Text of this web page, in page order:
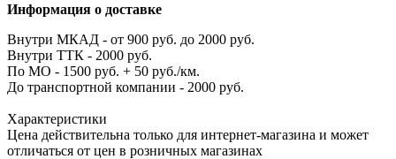
Информация о доставке
Внутри МКАД - от 900 руб. до 2000 руб.
Внутри ТТК - 2000 руб.
По МО - 1500 руб. + 50 руб./км.
До транспортной компании - 2000 руб.
Характеристики
Цена действительна только для интернет-магазина и может
отличаться от цен в розничных магазинах